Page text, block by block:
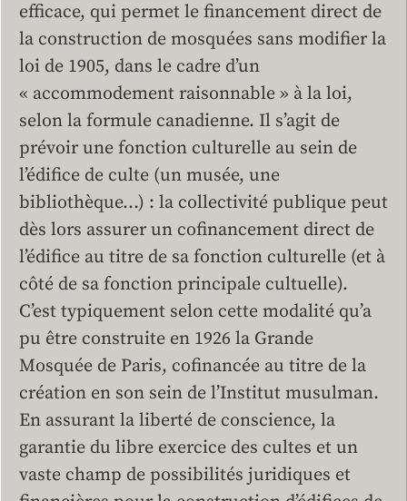
efficace, qui permet le financement direct de
la construction de mosquées sans modifier la
loi de 1905, dans le cadre d’un
« accommodement raisonnable » à la loi,
selon la formule canadienne. Il s’agit de
prévoir une fonction culturelle au sein de
l’édifice de culte (un musée, une
bibliothèque…) : la collectivité publique peut
dès lors assurer un cofinancement direct de
l’édifice au titre de sa fonction culturelle (et à
côté de sa fonction principale cultuelle).
C’est typiquement selon cette modalité qu’a
pu être construite en 1926 la Grande
Mosquée de Paris, cofinancée au titre de la
création en son sein de l’Institut musulman.
En assurant la liberté de conscience, la
garantie du libre exercice des cultes et un
vaste champ de possibilités juridiques et